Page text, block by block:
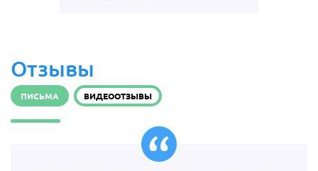
Отзывы
ПИСЬМА ВИДЕООТЗЫВЫ